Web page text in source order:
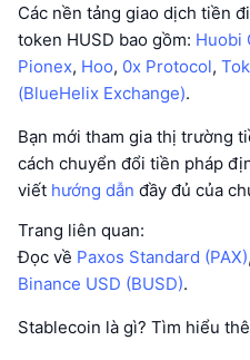
Các nền tảng giao dịch tiền
token HUSD bao gồm: Huobi
Pionex, Hoo, 0x Protocol,
(BlueHelix Exchange).
Bạn mới tham gia thị trường
cách chuyển đổi tiền pháp
viết hướng dẫn đầy đủ của
Trang liên quan:
Đọc về Paxos Standard (PAX),
Binance USD (BUSD).
Stablecoin là gì? Tìm hiểu